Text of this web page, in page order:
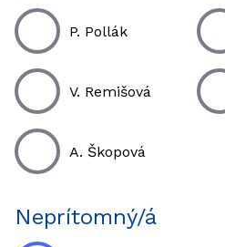
P. Pollák
V. Remišová
A. Škopová
Neprítomný/á